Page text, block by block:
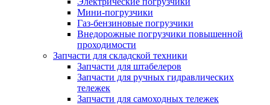
Мини-погрузчики
Газ-бензиновые погрузчики
Внедорожные погрузчики повышенной
проходимости
Запчасти для складской техники
Запчасти для штабелеров
Запчасти для ручных гидравлических
тележек
Запчасти для самоходных тележек